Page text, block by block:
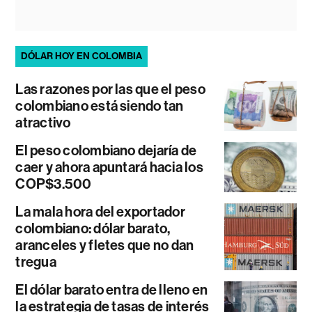
DÓLAR HOY EN COLOMBIA
Las razones por las que el peso
colombiano está siendo tan
atractivo
El peso colombiano dejaría de
caer y ahora apuntará hacia los
COP$3.500
La mala hora del exportador
colombiano: dólar barato,
aranceles y fletes que no dan
tregua
El dólar barato entra de lleno en
la estrategia de tasas de interés